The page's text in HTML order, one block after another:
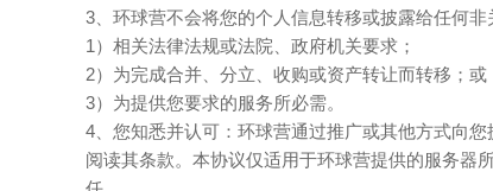
3、环球营不会将您的个人信息转移或披露给任何非
1）相关法律法规或法院、政府机关要求；
2）为完成合并、分立、收购或资产转让而转移；或
3）为提供您要求的服务所必需。
4、您知悉并认可：环球营通过推广或其他方式向
阅读其条款。本协议仅适用于环球营提供的服务器